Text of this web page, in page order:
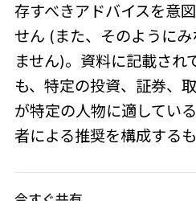
存すべきアドバイスを意
せん (また、そのように
ません)。資料に記載され
も、特定の投資、証券、
が特定の人物に適してい
者による推奨を構成する